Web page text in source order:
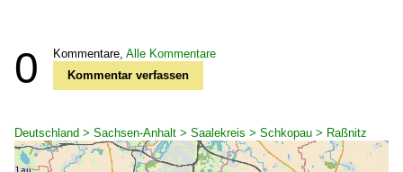
0 Kommentare, Alle Kommentare
Kommentar verfassen
Deutschland > Sachsen-Anhalt > Saalekreis > Schkopau > Raßnitz